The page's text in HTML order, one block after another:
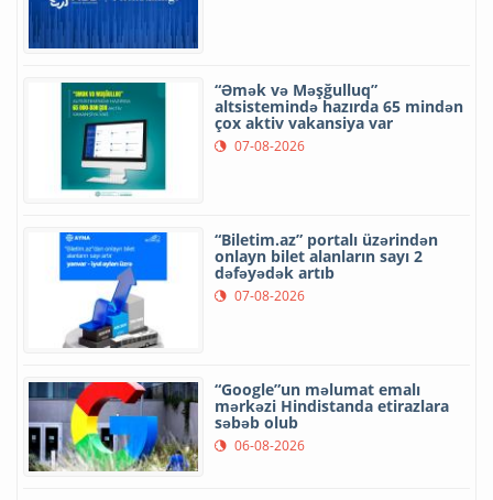
“Əmək və Məşğulluq”
altsistemində hazırda 65 mindən
çox aktiv vakansiya var
07-08-2026
“Biletim.az” portalı üzərindən
onlayn bilet alanların sayı 2
dəfəyədək artıb
07-08-2026
“Google”un məlumat emalı
mərkəzi Hindistanda etirazlara
səbəb olub
06-08-2026